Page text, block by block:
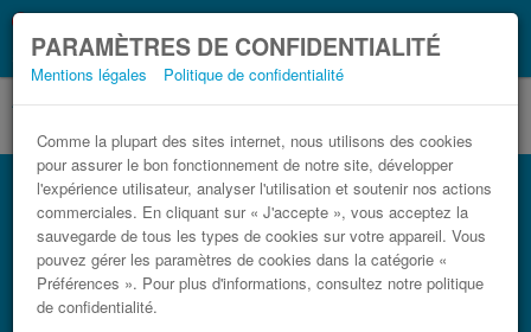
PARAMÈTRES DE CONFIDENTIALITÉ
Mentions légales Politique de confidentialité
Comme la plupart des sites internet, nous utilisons des cookies
pour assurer le bon fonctionnement de notre site, développer
l'expérience utilisateur, analyser l'utilisation et soutenir nos actions
commerciales. En cliquant sur « J'accepte », vous acceptez la
sauvegarde de tous les types de cookies sur votre appareil. Vous
pouvez gérer les paramètres de cookies dans la catégorie «
Préférences ». Pour plus d'informations, consultez notre politique
de confidentialité.
Coronavirus (COVID-19):Ce que vous devez
savoir, lorsque vous voyagez
Bus Paris Pontarlier pas cher
Trouvez votre billet de bus moins cher